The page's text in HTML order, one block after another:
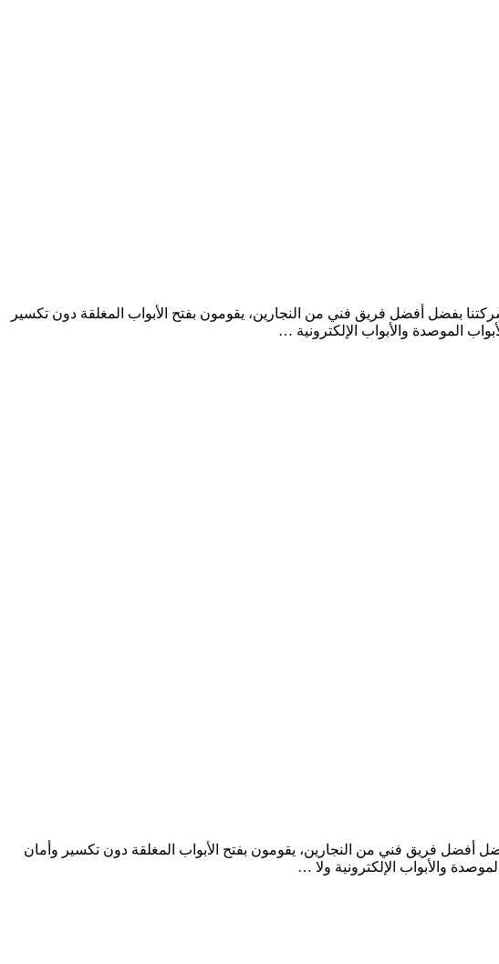
مفاتيح شاطر ورخيص فتح قفل توفره شركتنا بفضل أفضل فريق فني من النجارين، يقومون بفتح الأبواب المغلقة دون تكسير
الموصدة والأبواب الإلكترونية …
فتح قفل توفره شركتنا بفضل أفضل فريق فني من النجارين، يقومون بفتح الأبواب المغلقة دون تكسير وأمان
والأبواب الإلكترونية ولا …